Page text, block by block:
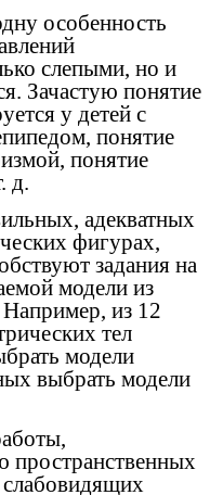
особенность
слепыми, но и
Зачастую понятие
у детей с
понятие
понятие
д.
адекватных
фигурах,
задания на
модели из
из 12
тел
модели
выбрать модели
пространственных
слабовидящих